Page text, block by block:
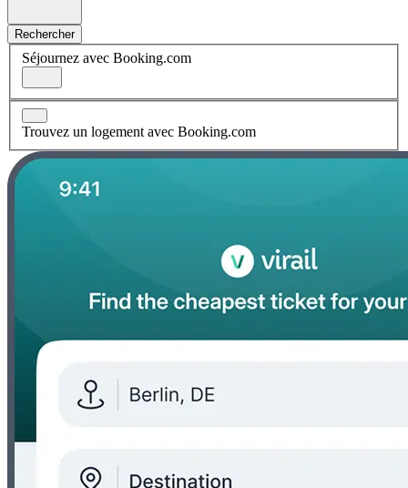
Rechercher
Séjournez avec Booking.com
Trouvez un logement avec Booking.com